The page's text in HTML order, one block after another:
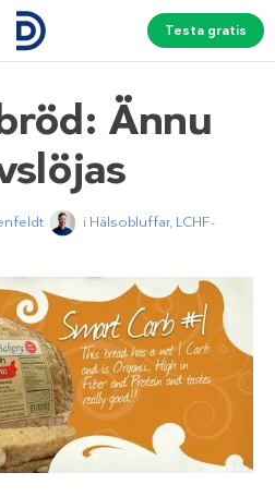
Testa gratis
Ännu
i Hälsobluffar, LCHF-